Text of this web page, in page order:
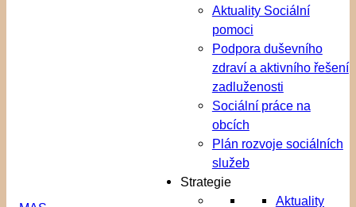
Aktuality Sociální
pomoci
Podpora duševního
zdraví a aktivního řešení
zadluženosti
Sociální práce na
obcích
Plán rozvoje sociálních
služeb
Strategie
Aktuality